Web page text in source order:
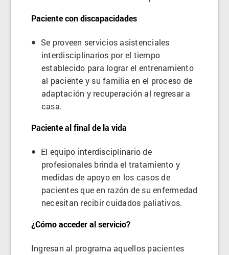
Paciente con discapacidades
Se proveen servicios asistenciales
interdisciplinarios por el tiempo
establecido para lograr el entrenamiento
al paciente y su familia en el proceso de
adaptación y recuperación al regresar a
casa.
Paciente al final de la vida
El equipo interdisciplinario de
profesionales brinda el tratamiento y
medidas de apoyo en los casos de
pacientes que en razón de su enfermedad
necesitan recibir cuidados paliativos.
¿Cómo acceder al servicio?
Ingresan al programa aquellos pacientes